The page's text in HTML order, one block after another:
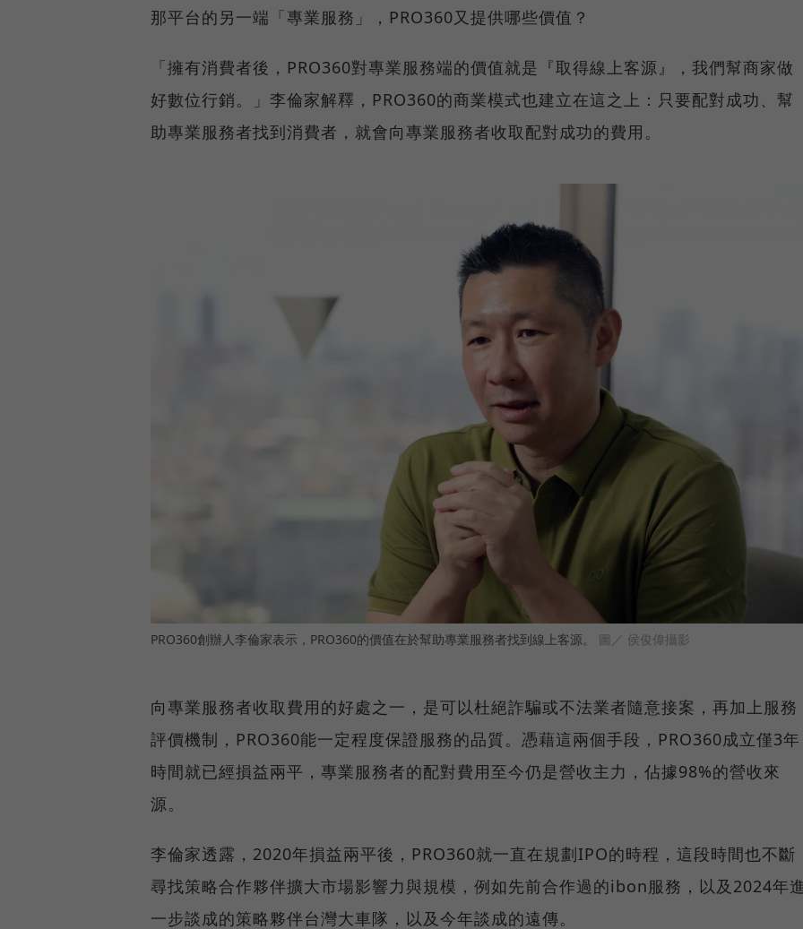
那平台的另一端「專業服務」，PRO360又提供哪些價值？
「擁有消費者後，PRO360對專業服務端的價值就是『取得線上客源』，我們幫商家做
好數位行銷。」李倫家解釋，PRO360的商業模式也建立在這之上：只要配對成功、幫
助專業服務者找到消費者，就會向專業服務者收取配對成功的費用。
PRO360創辦人李倫家表示，PRO360的價值在於幫助專業服務者找到線上客源。 圖／ 侯俊偉攝影
向專業服務者收取費用的好處之一，是可以杜絕詐騙或不法業者隨意接案，再加上服務
評價機制，PRO360能一定程度保證服務的品質。憑藉這兩個手段，PRO360成立僅3年
時間就已經損益兩平，專業服務者的配對費用至今仍是營收主力，佔據98%的營收來
源。
李倫家透露，2020年損益兩平後，PRO360就一直在規劃IPO的時程，這段時間也不斷
尋找策略合作夥伴擴大市場影響力與規模，例如先前合作過的ibon服務，以及2024年
一步談成的策略夥伴台灣大車隊，以及今年談成的遠傳。